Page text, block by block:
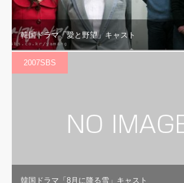
韓国ドラマ「愛と野望」キャスト
2007SBS
韓国ドラマ「8月に降る雪」キャスト